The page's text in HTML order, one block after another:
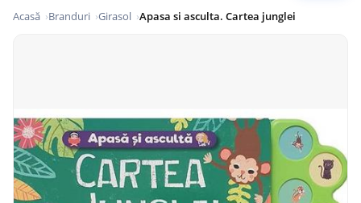
Acasă Branduri Girasol Apasa si asculta. Cartea junglei